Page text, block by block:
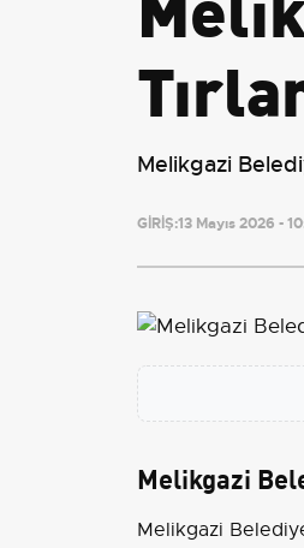
Melikgazi
GİRİŞ:13 Mayıs 2026 -
Melikgazi
Melikgazi